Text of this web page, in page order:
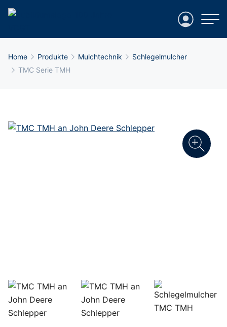
Login
Breadcrumb-Navigation
Home Produkte Mulchtechnik
Schlegelmulcher
TMC Serie TMH